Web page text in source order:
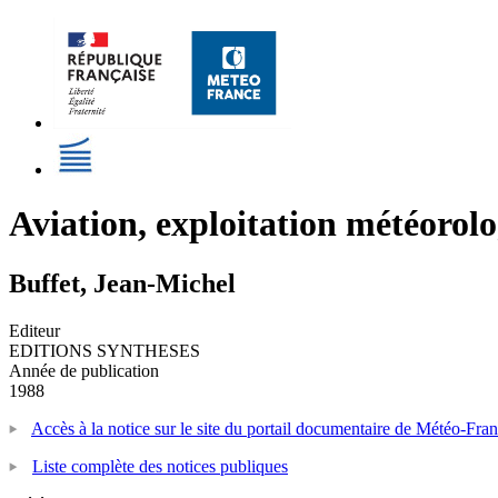
Aviation, exploitation
Buffet, Jean-Michel
Editeur
EDITIONS SYNTHESES
Année de publication
1988
Accès à la notice sur le site du portail documentaire de Météo-
Liste complète des notices publiques